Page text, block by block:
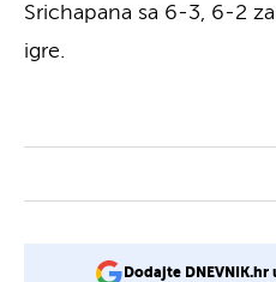
Srichapana sa 6-3, 6-2
igre.
Dodajte